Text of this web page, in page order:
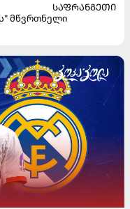
ᲡᲐᲤᲠᲐᲜᲒᲔᲗᲘ
მწვრთნელი